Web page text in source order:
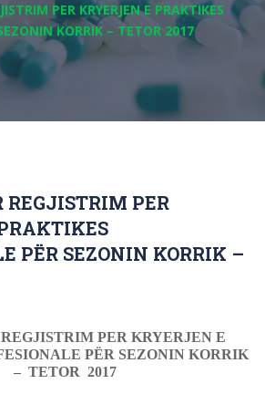
PER KRYERJEN E PRAKTIKES
KORRIK – TETOR 2017
PER
PËR SEZONIN KORRIK –
PER KRYERJEN E
PËR SEZONIN KORRIK
– TETOR 2017